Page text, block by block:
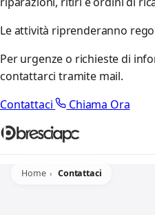
Le attività riprenderanno
Per urgenze o richieste di
contattarci tramite mail.
Contattaci
Chiama Ora
Home Contattaci